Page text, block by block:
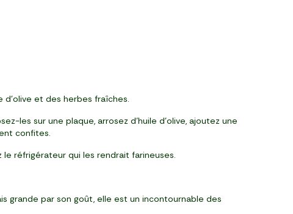
d’olive et des herbes fraîches.
les sur une plaque, arrosez d’huile d’olive, ajoutez une
confites.
réfrigérateur qui les rendrait farineuses.
grande par son goût, elle est un incontournable des